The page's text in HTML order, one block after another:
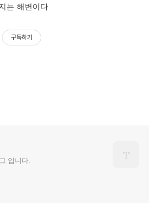
는 해변이다.
구독하기
입니다.